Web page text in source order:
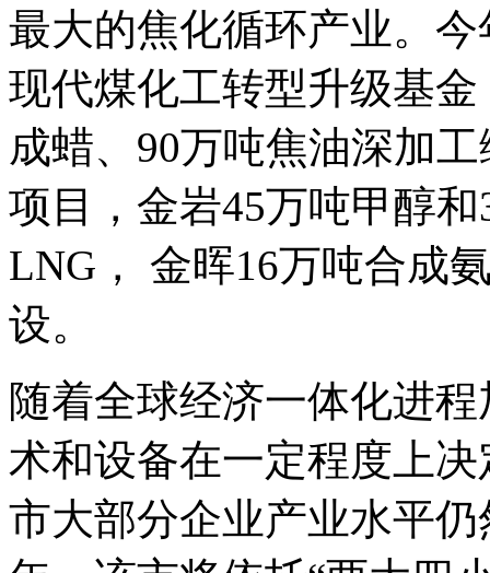
最大的焦化循环产业。
现代煤化工转型升级基
成蜡、90万吨焦油深加
项目，金岩45万吨甲醇
LNG， 金晖16万吨合成
设。
随着全球经济一体化进
术和设备在一定程度上
市大部分企业产业水平